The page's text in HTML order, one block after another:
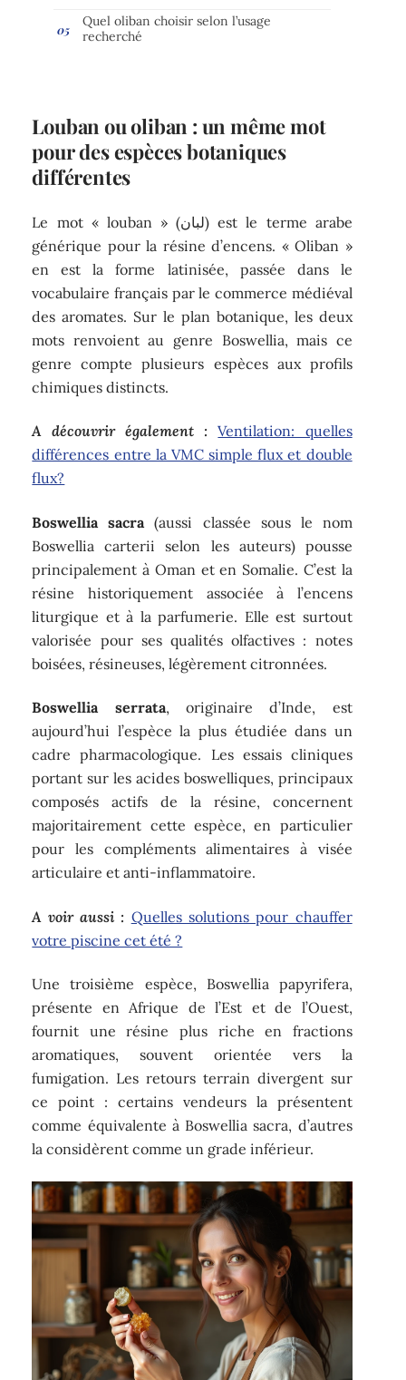
Quel oliban choisir selon l’usage
recherché
Louban ou oliban : un même mot
pour des espèces botaniques
différentes
Le mot « louban » (لبان) est le terme arabe
générique pour la résine d’encens. « Oliban »
en est la forme latinisée, passée dans le
vocabulaire français par le commerce médiéval
des aromates. Sur le plan botanique, les deux
mots renvoient au genre Boswellia, mais ce
genre compte plusieurs espèces aux profils
chimiques distincts.
A découvrir également :
Ventilation: quelles
différences entre la VMC simple flux et double
flux?
Boswellia sacra (aussi classée sous le nom
Boswellia carterii selon les auteurs) pousse
principalement à Oman et en Somalie. C’est la
résine historiquement associée à l’encens
liturgique et à la parfumerie. Elle est surtout
valorisée pour ses qualités olfactives : notes
boisées, résineuses, légèrement citronnées.
Boswellia serrata, originaire d’Inde, est
aujourd’hui l’espèce la plus étudiée dans un
cadre pharmacologique. Les essais cliniques
portant sur les acides boswelliques, principaux
composés actifs de la résine, concernent
majoritairement cette espèce, en particulier
pour les compléments alimentaires à visée
articulaire et anti-inflammatoire.
A voir aussi : Quelles solutions pour chauffer
votre piscine cet été ?
Une troisième espèce, Boswellia papyrifera,
présente en Afrique de l’Est et de l’Ouest,
fournit une résine plus riche en fractions
aromatiques, souvent orientée vers la
fumigation. Les retours terrain divergent sur
ce point : certains vendeurs la présentent
comme équivalente à Boswellia sacra, d’autres
la considèrent comme un grade inférieur.